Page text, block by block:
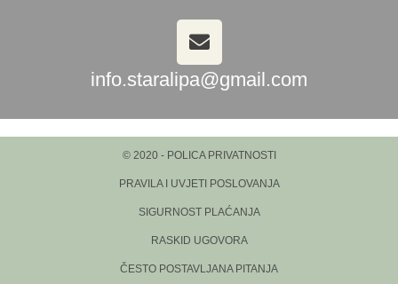
info.staralipa@gmail.com
© 2020 - POLICA PRIVATNOSTI
PRAVILA I UVJETI POSLOVANJA
SIGURNOST PLAĆANJA
RASKID UGOVORA
ČESTO POSTAVLJANA PITANJA